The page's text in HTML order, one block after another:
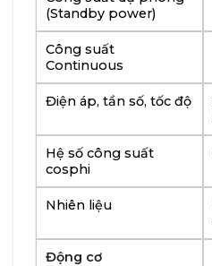
(Standby power)
Công suất
Continuous
Điện áp, tần số, tốc độ
Hệ số công suất
cosphi
Nhiên liệu
Động cơ